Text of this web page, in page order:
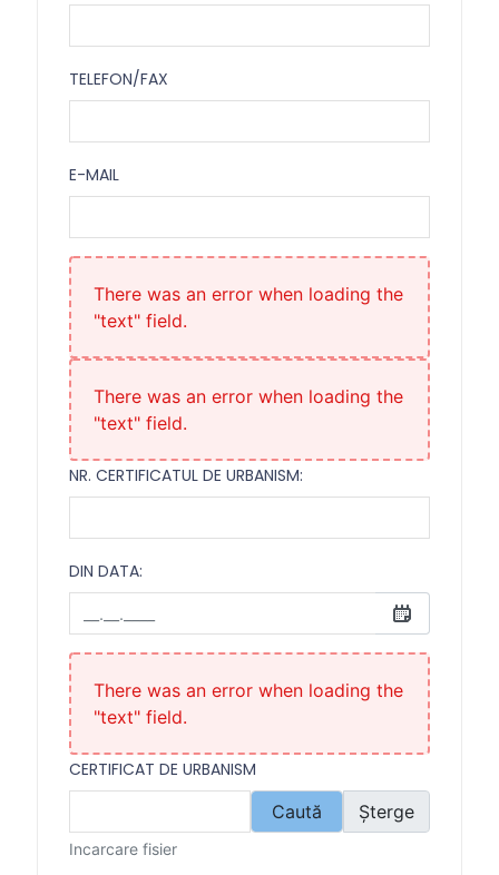
TELEFON/FAX
E-MAIL
E-mail
There was an error when loading the
"text" field.
There was an error when loading the
"text" field.
NR. CERTIFICATUL DE URBANISM:
DIN DATA:
Din data:
There was an error when loading the
"text" field.
CERTIFICAT DE URBANISM
Caută
Șterge
Incarcare fisier